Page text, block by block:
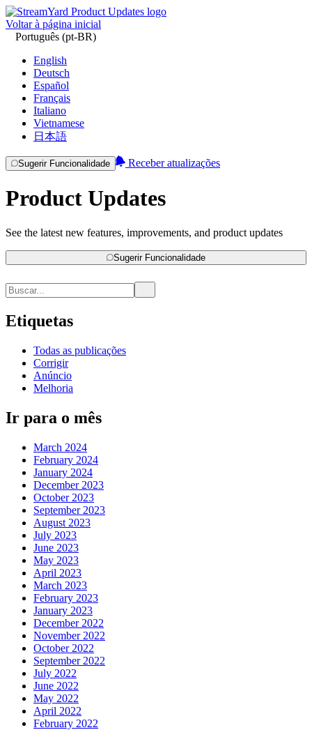
Voltar à página inicial
Português (pt-BR)
English
Deutsch
Español
Français
Italiano
Vietnamese
日本語
Sugerir Funcionalidade Receber atualizações
Product Updates
See the latest new features, improvements, and product updates
Sugerir Funcionalidade
Etiquetas
Todas as publicações
Corrigir
Anúncio
Melhoria
Ir para o mês
March 2024
February 2024
January 2024
December 2023
October 2023
September 2023
August 2023
July 2023
June 2023
May 2023
April 2023
March 2023
February 2023
January 2023
December 2022
November 2022
October 2022
September 2022
July 2022
June 2022
May 2022
April 2022
February 2022